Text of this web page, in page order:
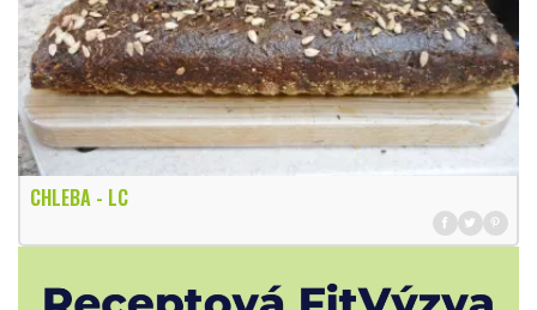
CHLEBA - LC